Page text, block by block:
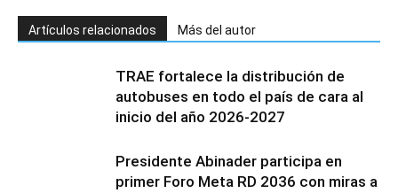
Artículos relacionados Más del autor
TRAE fortalece la distribución de
autobuses en todo el país de cara al
inicio del año 2026-2027
Presidente Abinader participa en
primer Foro Meta RD 2036 con miras a